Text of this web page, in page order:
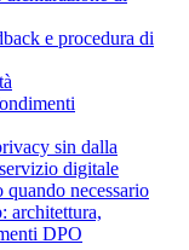
e procedura di
sin dalla
digitale
necessario
architettura,
DPO